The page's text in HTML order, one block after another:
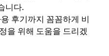
니다.
후기까지 꼼꼼하게 비
을 위해 도움을 드리겠